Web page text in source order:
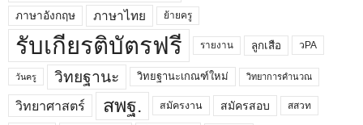
ภาษาอังกฤษ ภาษาไทย ย้ายครู
รับเกียรติบัตรฟรี รายงาน ลูกเสือ วPA
วันครู วิทยฐานะ วิทยฐานะเกณฑ์ใหม่ วิทยาการคำนวณ
วิทยาศาสตร์ สพฐ. สมัครงาน สมัครสอบ สสวท